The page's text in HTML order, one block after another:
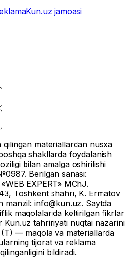
Kun.uz jamoasi
qilingan materiallardan nusxa
shakllarda foydalanish
bilan amalga oshirilishi
Berilgan sanasi:
EXPERT» MChJ.
Toshkent shahri, K. Ermatov
manzil: info@kun.uz. Saytda
maqolalarida keltirilgan fikrlar
Kun.uz tahririyati nuqtai nazarini
(T) — maqola va materiallarda
tijorat va reklama
bildiradi.